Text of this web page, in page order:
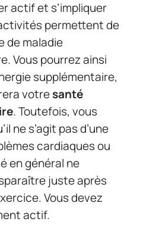
actif et s’impliquer
permettent de
de maladie
Vous pourrez ainsi
supplémentaire,
votresanté
. Toutefois, vous
ne s’agit pas d’une
cardiaques ou
en général ne
juste après
Vous devez
actif.